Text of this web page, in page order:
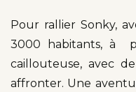
Pour rallier Sonky,
3000 habitants, à
caillouteuse, avec
affronter. Une